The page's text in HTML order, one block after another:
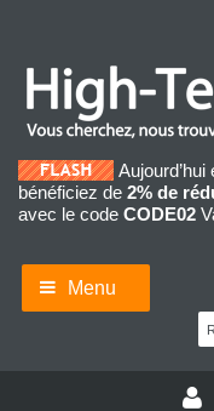
bénéficiez de 2% de
avec le code CODE02
Menu